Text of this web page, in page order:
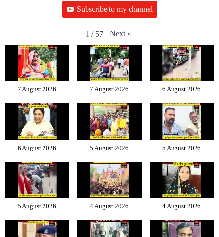
Subscribe to my channel
1 / 57 Next »
7 August 2026 7 August 2026 6 August 2026
6 August 2026 5 August 2026 5 August 2026
5 August 2026 4 August 2026 4 August 2026